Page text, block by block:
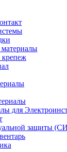
для
защиты